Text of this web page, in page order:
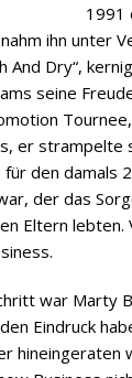
1991
ihn unter
And Dry“,
seine
er strampelte
den damals
der das
Eltern lebten.
war Marty
Eindruck
hineingeraten